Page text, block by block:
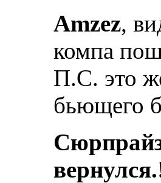
Amzez,
компа
П.С. это
бьющего